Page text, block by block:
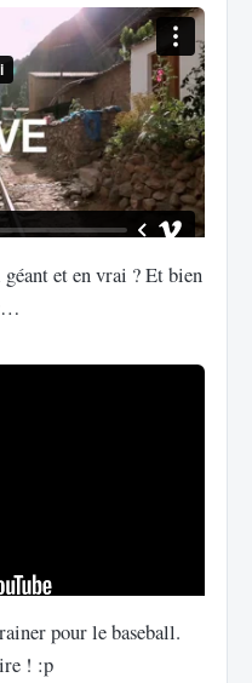
et en vrai ? Et bien
pour le baseball.
! :p